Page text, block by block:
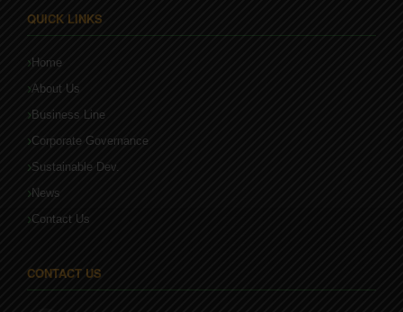
QUICK LINKS
Home
About Us
Business Line
Corporate Governance
Sustainable Dev.
News
Contact Us
CONTACT US